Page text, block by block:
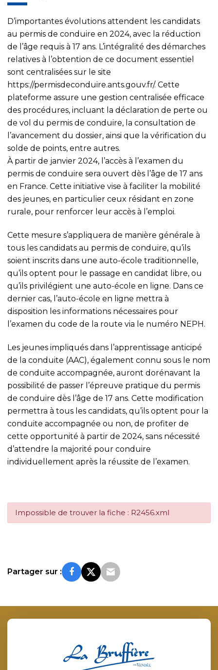
D’importantes évolutions attendent les candidats
au permis de conduire en 2024, avec la réduction
de l’âge requis à 17 ans. L’intégralité des démarches
relatives à l’obtention de ce document essentiel
sont centralisées sur le site
https://permisdeconduire.ants.gouv.fr/. Cette
plateforme assure une gestion centralisée efficace
des procédures, incluant la déclaration de perte ou
de vol du permis de conduire, la consultation de
l’avancement du dossier, ainsi que la vérification du
solde de points, entre autres.
À partir de janvier 2024, l’accès à l’examen du
permis de conduire sera ouvert dès l’âge de 17 ans
en France. Cette initiative vise à faciliter la mobilité
des jeunes, en particulier ceux résidant en zone
rurale, pour renforcer leur accès à l’emploi.
Cette mesure s’appliquera de manière générale à
tous les candidats au permis de conduire, qu’ils
soient inscrits dans une auto-école traditionnelle,
qu’ils optent pour le passage en candidat libre, ou
qu’ils privilégient une auto-école en ligne. Dans ce
dernier cas, l’auto-école en ligne mettra à
disposition les informations nécessaires pour
l’examen du code de la route via le numéro NEPH.
Les jeunes impliqués dans l’apprentissage anticipé
de la conduite (AAC), également connu sous le nom
de conduite accompagnée, auront dorénavant la
possibilité de passer l’épreuve pratique du permis
de conduire dès l’âge de 17 ans. Cette modification
permettra à tous les candidats, qu’ils optent pour la
conduite accompagnée ou non, de profiter de
cette opportunité à partir de 2024, sans nécessité
d’attendre la majorité pour conduire
individuellement après la réussite de l’examen.
Impossible de trouver la fiche : R2456.xml
Partager sur :